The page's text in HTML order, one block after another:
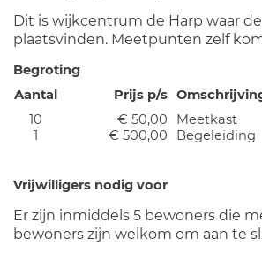
Dit is wijkcentrum de Harp waar
plaatsvinden. Meetpunten zelf
Begroting
Aantal
Prijs p/s
10
€ 50,00
Meetkast
1
€ 500,00 Begeleiding
Vrijwilligers nodig voor
Er zijn inmiddels 5 bewoners die
bewoners zijn welkom om aan te